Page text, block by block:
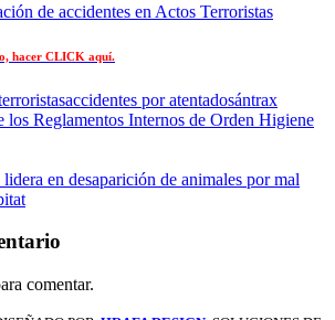
de accidentes en Actos Terroristas
hacer CLICK aquí.
accidentes por atentadosántrax
los Reglamentos Internos de Orden Higiene
en desaparición de animales por mal
comentar.